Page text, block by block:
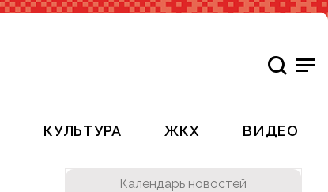
КУЛЬТУРА ЖКХ ВИДЕО
Календарь новостей